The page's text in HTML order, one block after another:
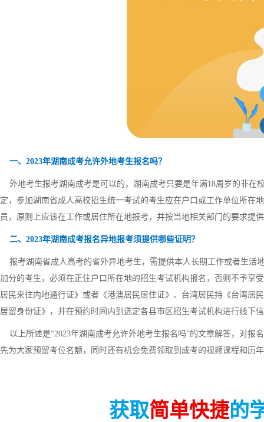
一、 2023年湖南成考允许外地考生报名吗？
外地考生报考湖南成考是可以的，湖南成考只要是年满18周岁的非在
定，参加湖南省成人高校招生统一考试的考生应在户口或工作单位所在
员，原则上应该在工作或居住所在地报考，并按当地相关部门的要求提
二、2023年湖南成考报名异地报考须提供哪些证明？
报考湖南省成人高考的省外异地考生，需提供本人长期工作或者生活
加分的考生，必须在正住户口所在地的招生考试机构报名，否则不予享
居民来往内地通行证》或者《港澳居民居住证》、台湾居民持《台湾居
居留身份证》，并在预约时间内到选定各县市区招生考试机构进行线下
以上所述是“2023年湖南成考允许外地考生报名吗”的文章解答，对报
先为大家预留考位名额，同时还有机会免费领取到成考的视频课程和历
获取简单快捷的